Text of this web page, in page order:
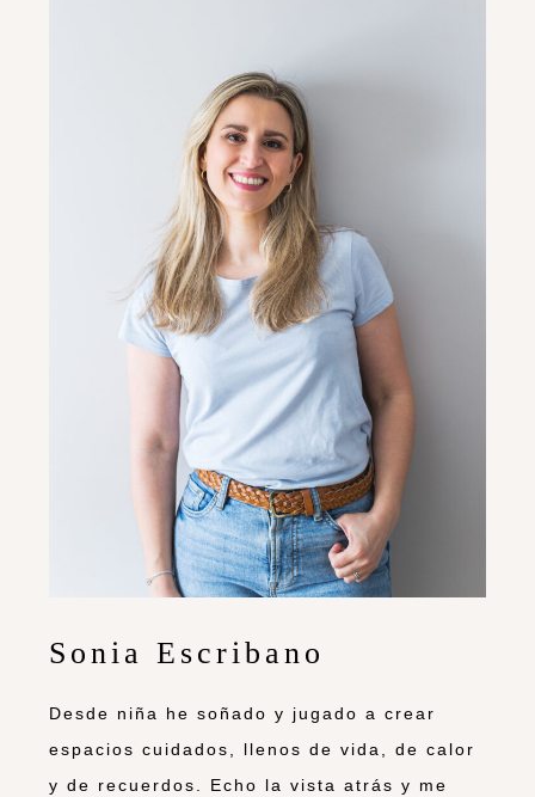
Sonia Escribano
Desde niña he soñado y jugado a crear
espacios cuidados, llenos de vida, de calor
y de recuerdos. Echo la vista atrás y me